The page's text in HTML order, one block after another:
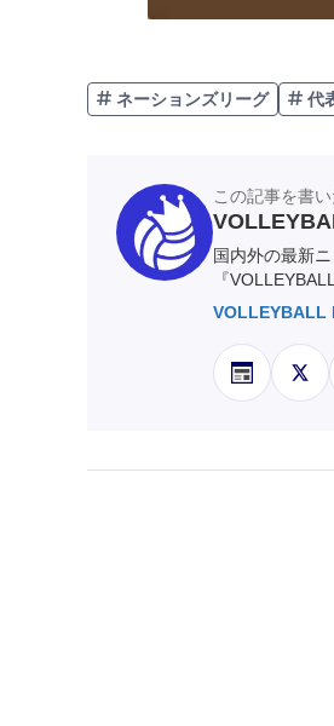
ネーションズリーグ 代
この記事を書
国内外の最新
『
VOLLEYBALL